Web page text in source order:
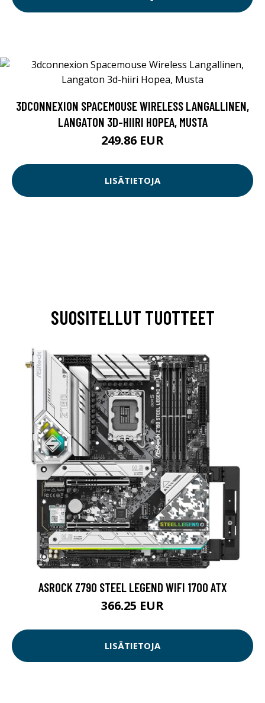
3DCONNEXION SPACEMOUSE WIRELESS LANGALLINEN,
LANGATON 3D-HIIRI HOPEA, MUSTA
249.86 EUR
LISÄTIETOJA
SUOSITELLUT TUOTTEET
ASROCK Z790 STEEL LEGEND WIFI 1700 ATX
366.25 EUR
LISÄTIETOJA